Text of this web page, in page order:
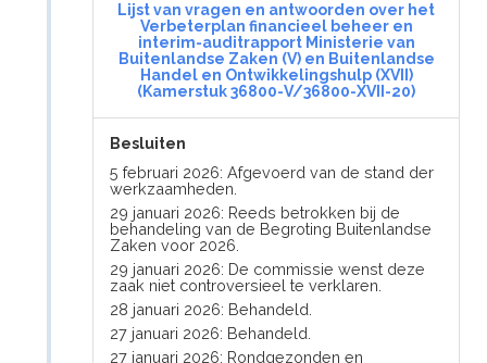
Lijst van vragen en antwoorden over het
Verbeterplan financieel beheer en
interim-auditrapport Ministerie van
Buitenlandse Zaken (V) en Buitenlandse
Handel en Ontwikkelingshulp (XVII)
(Kamerstuk 36800-V/36800-XVII-20)
Besluiten
5 februari 2026: Afgevoerd van de stand der
werkzaamheden.
29 januari 2026: Reeds betrokken bij de
behandeling van de Begroting Buitenlandse
Zaken voor 2026.
29 januari 2026: De commissie wenst deze
zaak niet controversieel te verklaren.
28 januari 2026: Behandeld.
27 januari 2026: Behandeld.
27 januari 2026: Rondgezonden en